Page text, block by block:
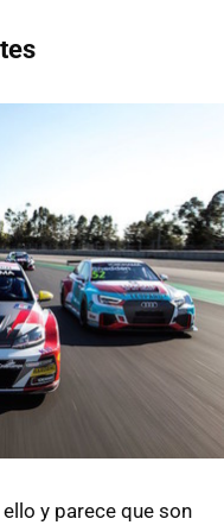
y parece que son